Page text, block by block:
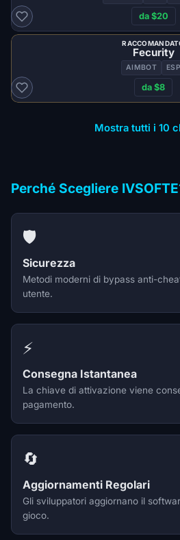
da $20
Fecurity
AIMBOT ESP
da $8
Mostra tutti i 10
Perché Scegliere
🛡️
Sicurezza
Metodi moderni di bypass anti-
utente.
⚡
Consegna Istantanea
La chiave di attivazione viene
pagamento.
🔄
Aggiornamenti Regolari
Gli sviluppatori aggiornano il
gioco.